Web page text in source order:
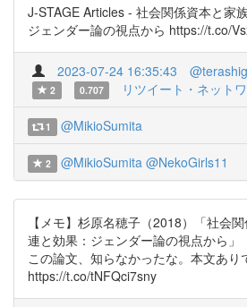
J-STAGE Articles - 社会関係資本と家
ジェンダー論の視点から https://t.co/
2023-07-24 16:35:43
2
0.707 リツイート・ネット
1 @MikioSumita
2 @MikioSumita @NekoGirls11
【メモ】杉原名穂子（2018）「社会
連と効果：ジェンダー論の視点から」
この論文、知らなかったな。本文あり
https://t.co/tNFQci7sny